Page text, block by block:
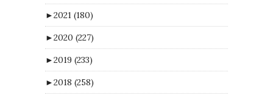
►2021 (180)
►2020 (227)
►2019 (233)
►2018 (258)